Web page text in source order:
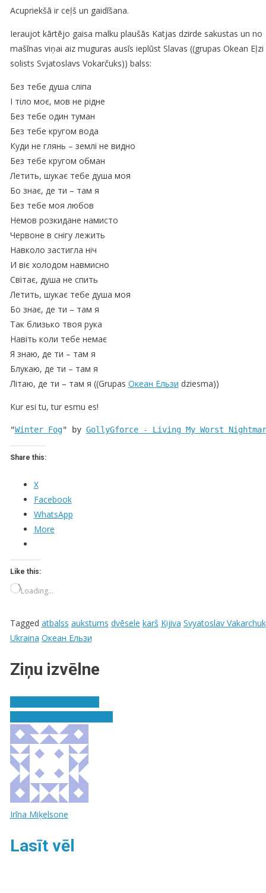
Acupriekšā ir ceļš un gaidīšana.
Ieraujot kārtējo gaisa malku plaušās Katjas dzirde sakustas un no
mašīnas viņai aiz muguras ausīs ieplūst Slavas ((grupas Okean Eļzi
solists Svjatoslavs Vokarčuks)) balss:
Без тебе душа сліпа
І тіло моє, мов не рідне
Без тебе один туман
Без тебе кругом вода
Куди не глянь – землі не видно
Без тебе кругом обман
Летить, шукає тебе душа моя
Бо знає, де ти – там я
Без тебе моя любов
Немов розкидане намисто
Червоне в снігу лежить
Навколо застигла ніч
И віє холодом навмисно
Світає, душа не спить
Летить, шукає тебе душа моя
Бо знає, де ти – там я
Так близько твоя рука
Навіть коли тебе немає
Я знаю, де ти – там я
Блукаю, де ти – там я
Літаю, де ти – там я ((Grupas Океан Ельзи dziesma))
Kur esi tu, tur esmu es!
"Winter Fog" by GollyGforce - Living My Worst
Share this:
X
Facebook
WhatsApp
More
Like this:
Loading…
Tagged atbalss aukstums dvēsele karš Kijiva Svyatoslav Vakarchuk
Ukraina Океан Ельзи
Ziņu izvēlne
Irīna Miķelsone
Lasīt vēl